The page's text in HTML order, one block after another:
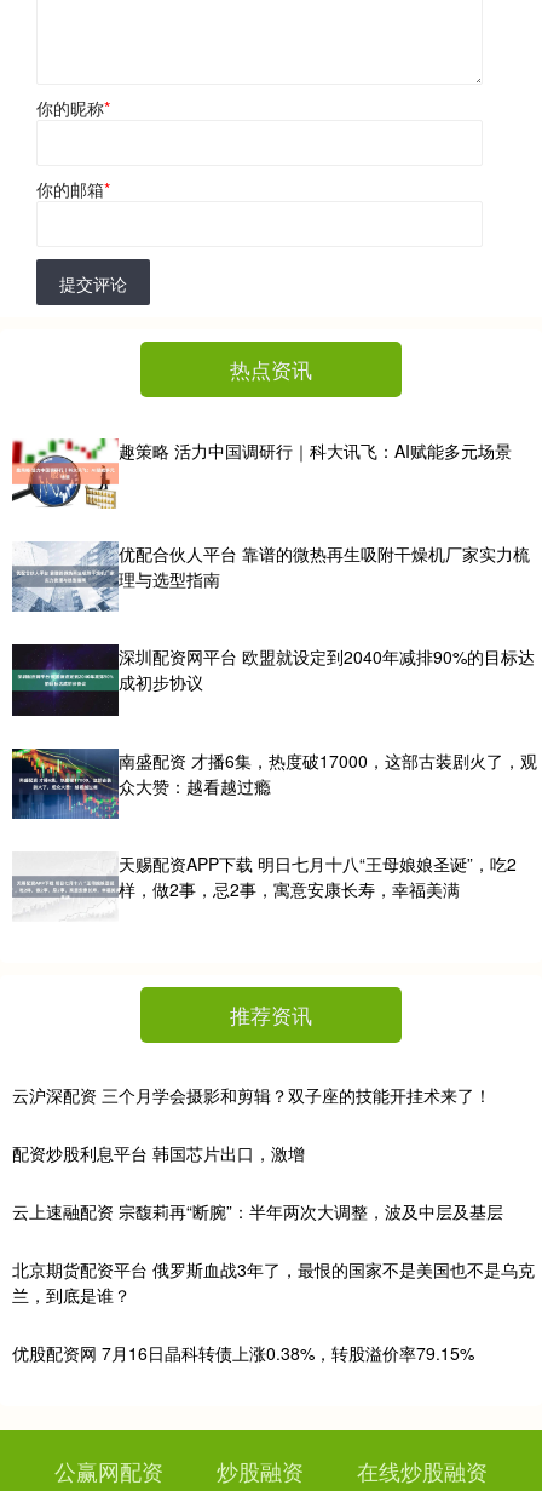
你的昵称*
你的邮箱*
提交评论
热点资讯
趣策略 活力中国调研行｜科大讯飞：AI赋能多元场景
优配合伙人平台 靠谱的微热再生吸附干燥机厂家实力梳
理与选型指南
深圳配资网平台 欧盟就设定到2040年减排90%的目标达
成初步协议
南盛配资 才播6集，热度破17000，这部古装剧火了，观
众大赞：越看越过瘾
天赐配资APP下载 明日七月十八“王母娘娘圣诞”，吃2
样，做2事，忌2事，寓意安康长寿，幸福美满
推荐资讯
云沪深配资 三个月学会摄影和剪辑？双子座的技能开挂术来了！
配资炒股利息平台 韩国芯片出口，激增
云上速融配资 宗馥莉再“断腕”：半年两次大调整，波及中层及基层
北京期货配资平台 俄罗斯血战3年了，最恨的国家不是美国也不是乌克
兰，到底是谁？
优股配资网 7月16日晶科转债上涨0.38%，转股溢价率79.15%
公赢网配资 炒股融资
在线炒股融资